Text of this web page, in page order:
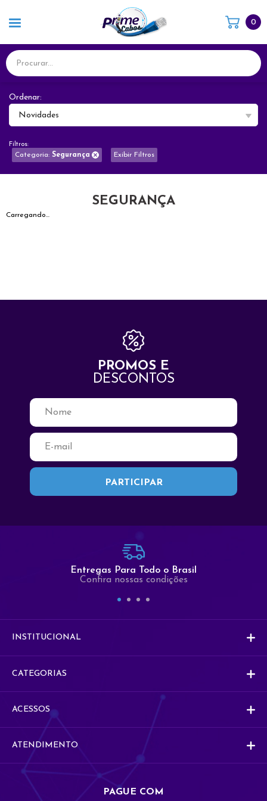
0
Ordenar:
Novidades
Filtros:
Categoria: Segurança Exibir Filtros
SEGURANÇA
Carregando...
PROMOS E
DESCONTOS
Entregas Para Todo o Brasil
Confira nossas condições
INSTITUCIONAL
CATEGORIAS
ACESSOS
ATENDIMENTO
PAGUE COM
Comercial
Comercial
Vendas